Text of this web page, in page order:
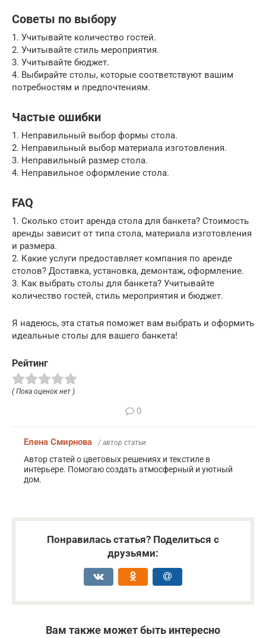
Советы по выбору
1. Учитывайте количество гостей.
2. Учитывайте стиль мероприятия.
3. Учитывайте бюджет.
4. Выбирайте столы, которые соответствуют вашим
потребностям и предпочтениям.
Частые ошибки
1. Неправильный выбор формы стола.
2. Неправильный выбор материала изготовления.
3. Неправильный размер стола.
4. Неправильное оформление стола.
FAQ
1. Сколько стоит аренда стола для банкета? Стоимость
аренды зависит от типа стола, материала изготовления
и размера.
2. Какие услуги предоставляет компания по аренде
столов? Доставка, установка, демонтаж, оформление.
3. Как выбрать столы для банкета? Учитывайте
количество гостей, стиль мероприятия и бюджет.
Я надеюсь, эта статья поможет вам выбрать и оформить
идеальные столы для вашего банкета!
Рейтинг
( Пока оценок нет )
0
Елена Смирнова / автор статьи
Автор статей о цветовых решениях и текстиле в
интерьере. Помогаю создать атмосферный и уютный
дом.
Понравилась статья? Поделиться с
друзьями:
Вам также может быть интересно